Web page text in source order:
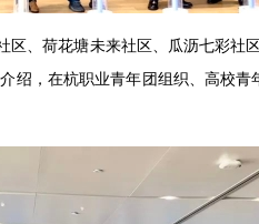
区、荷花塘未来社区、瓜沥七彩社
绍，在杭职业青年团组织、高校